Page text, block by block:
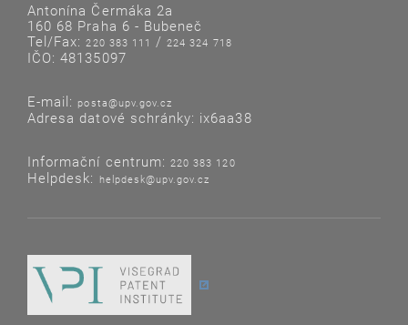
Antonína Čermáka 2a
160 68 Praha 6 - Bubeneč
Tel/Fax:220 383 111 /224 324 718
IČO: 48135097
E-mail: posta@upv.gov.cz
Adresa datové schránky: ix6aa38
Informační centrum: 220 383 120
Helpdesk: helpdesk@upv.gov.cz